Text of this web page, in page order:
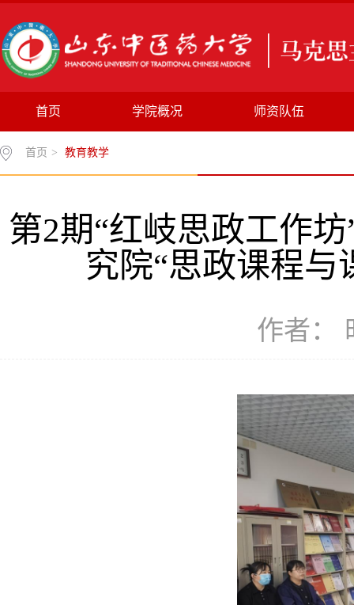
首页 学院概况 师资队伍
首页 > 教育教学
第2期“红岐思政工作
究院“思政课程
作者：